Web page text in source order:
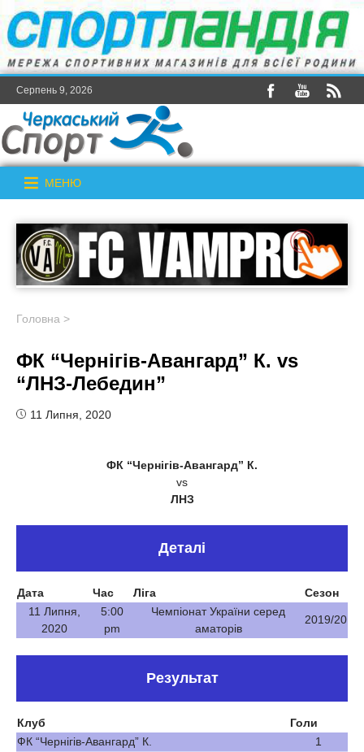
Серпень 9, 2026
МЕНЮ
Головна >
ФК “Чернігів-Авангард” К. vs
“ЛНЗ-Лебедин”
11 Липня, 2020
ФК “Чернігів-Авангард” К.
vs
ЛНЗ
Деталі
Дата Час Ліга
Сезон
11 Липня,
2020
5:00
pm
Чемпіонат України серед
аматорів
2019/20
Результат
Клуб
Голи
ФК “Чернігів-Авангард” К.
1